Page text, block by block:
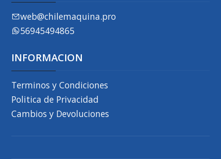
web@chilemaquina.pro
56945494865
INFORMACION
Terminos y Condiciones
Politica de Privacidad
Cambios y Devoluciones